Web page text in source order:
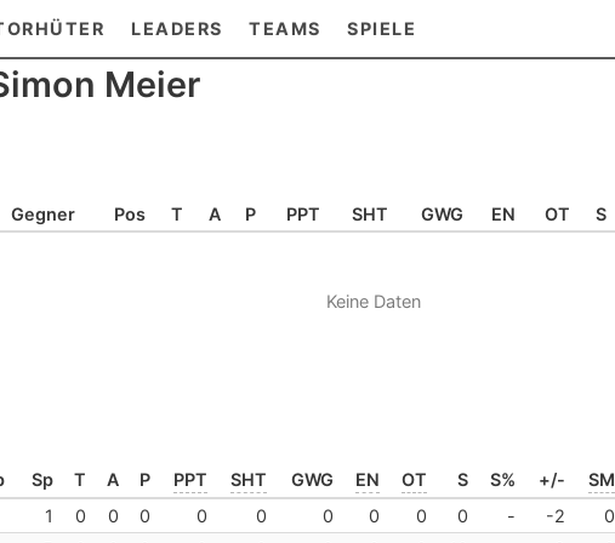
LEADERS TEAMS SPIELE
Meier
Gegner Pos T A P PPT SHT GWG EN OT S
Keine Daten
Sp T A P PPT SHT GWG EN OT S S% +/- SM
1 0 0 0 0 0 0 0 0 0 - -2 0